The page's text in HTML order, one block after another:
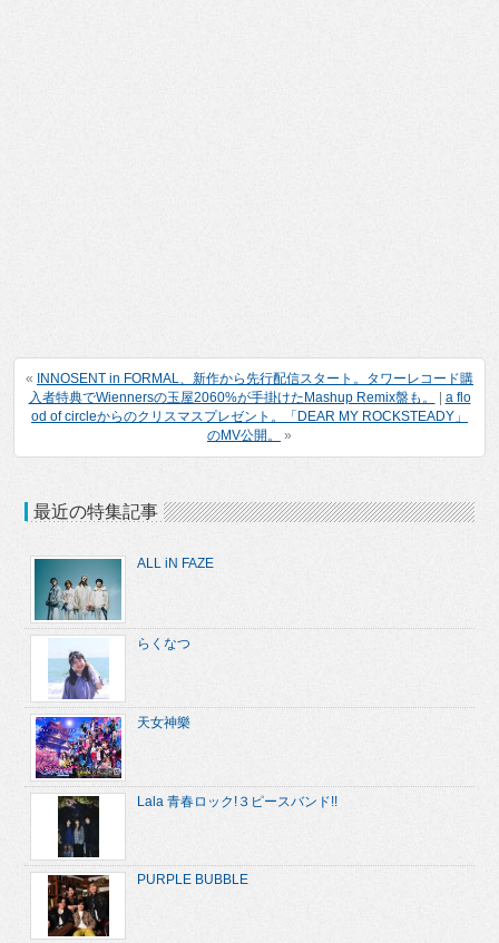
« INNOSENT in FORMAL、新作から先行配信スタート。タワーレコード購
入者特典でWiennersの玉屋2060%が手掛けたMashup Remix盤も。
| a flo
od of circleからのクリスマスプレゼント。「DEAR MY ROCKSTEADY」
のMV公開。
»
最近の特集記事
ALL iN FAZE
らくなつ
天女神樂
Lala 青春ロック!３ピースバンド!!
PURPLE BUBBLE